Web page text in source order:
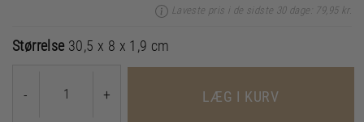
Laveste pris i de sidste 30 dage: 79,95 kr.
Størrelse 30,5 x 8 x 1,9 cm
- + LÆG I KURV